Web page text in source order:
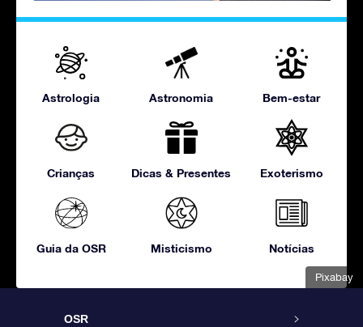
Pixabay
Astrologia Astronomia Bem-estar
Crianças Dicas & Presentes Exoterismo
Guia da OSR Misticismo Notícias
OSR